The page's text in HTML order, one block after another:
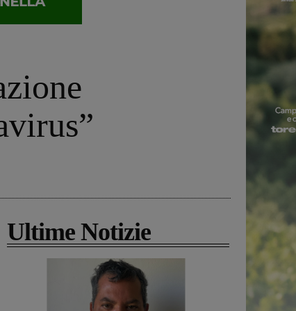
Ultime Notizie